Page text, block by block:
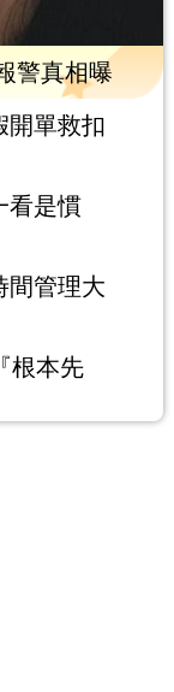
警真相曝
開單救扣
看是慣
管理大
根本先